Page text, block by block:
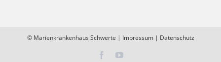
© Marienkrankenhaus Schwerte | Impressum| Datenschutz
FacebookYouTube